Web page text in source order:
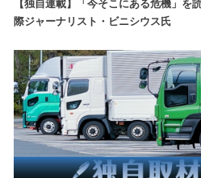
【独自連載】「今そこにある危機」
際ジャーナリスト・ビニシウス氏